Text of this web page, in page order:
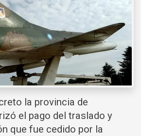
la provincia de
el pago del traslado y
que fue cedido por la